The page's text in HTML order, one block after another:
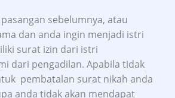
sebelumnya, atau
dan anda ingin menjadi istri
surat izin dari istri
dari pengadilan. Apabila tidak
pembatalan surat nikah anda
anda tidak akan mendapat